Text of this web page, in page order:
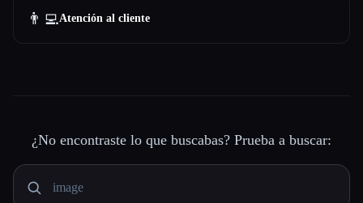
👨‍💻Atención al cliente
¿No encontraste lo que buscabas? Prueba a buscar: